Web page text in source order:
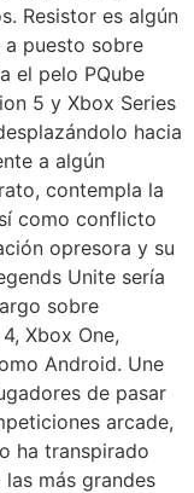
Resistor es algún
a puesto sobre
el pelo PQube
5 y Xbox Series
hacia
a algún
contempla la
como conflicto
opresora y su
Unite serí­a
sobre
Xbox One,
Android. Une
de pasar
arcade,
ha transpirado
más grandes